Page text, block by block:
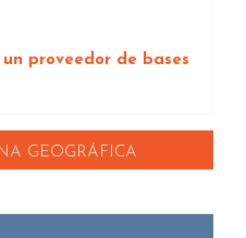
proveedor de bases
GEOGRÁFICA